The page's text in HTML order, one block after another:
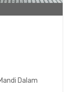
Dalam